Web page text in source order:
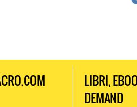
LIBRI,
DEMAND